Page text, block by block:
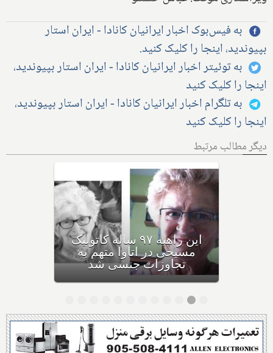
به فیس‌بوک اخبار ایرانیان کانادا - ایران استار
بپیوندید، اینجا را کلیک کنید.
به توئیتر اخبار ایرانیان کانادا - ایران استار بپیوندید،
اینجا را کلیک کنید
به تلگرام اخبار ایرانیان کانادا - ایران استار بپیوندید،
اینجا را کلیک کنید
دیگر مطالب مرتبط
کلیسای مسیحی کاتولیک کانادا،
لیست ۲۷ کشیش و برادر که
"بطور قطع" به کودکان تجاوز
کرده‌اند را منتشر کرد